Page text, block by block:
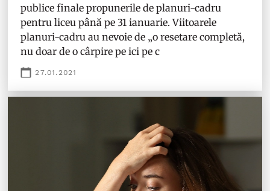
publice finale propunerile de planuri-cadru
pentru liceu până pe 31 ianuarie. Viitoarele
planuri-cadru au nevoie de „o resetare completă,
nu doar de o cârpire pe ici pe c
27.01.2021